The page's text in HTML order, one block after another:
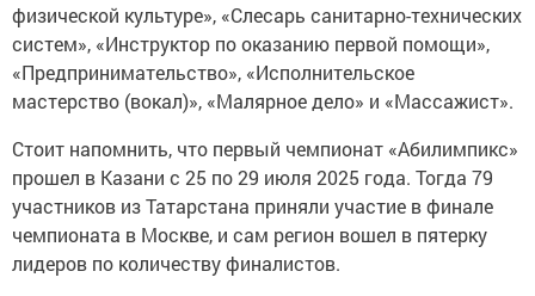
физической культуре», «Слесарь санитарно-технических
систем», «Инструктор по оказанию первой помощи»,
«Предпринимательство», «Исполнительское
мастерство (вокал)», «Малярное дело» и «Массажист».
Стоит напомнить, что первый чемпионат «Абилимпикс»
прошел в Казани с 25 по 29 июля 2025 года. Тогда 79
участников из Татарстана приняли участие в финале
чемпионата в Москве, и сам регион вошел в пятерку
лидеров по количеству финалистов.